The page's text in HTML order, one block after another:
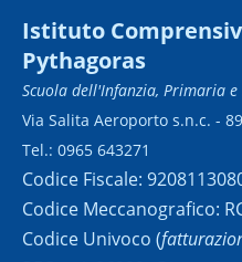
Istituto
Pythagoras
Scuola dell'Infanzia, Primaria
Via Salita Aeroporto s.n.c. -
Tel.: 0965 643271
Codice Fiscale:
Codice Meccanografico:
Codice Univoco (